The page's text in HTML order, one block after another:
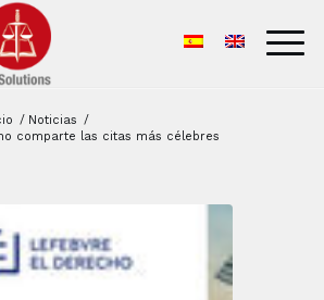
/ Noticias /
comparte las citas más célebres